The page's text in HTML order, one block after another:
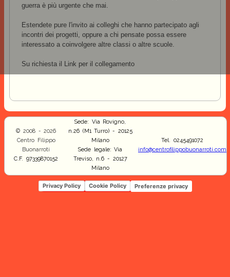
guerra è più urgente che mai.
Estendete pure l'invito ai colleghi che hanno partecipato agli
incontri dei progetti, oppure a chi pensate possa essere
interessato a coinvolgere altre classi o altre scuole.
Su richiesta il Link per il collegamento
© 2008 - 2026
Centro Filippo
Buonarroti
C.F. 97339870152
Sede: Via Rovigno,
n.26 (M1 Turro) - 20125
Milano
Sede legale: Via
Treviso, n.6 - 20127
Milano
Tel. 0245491072
info@centrofilippobuonarroti.com
Privacy Policy Cookie Policy Preferenze privacy